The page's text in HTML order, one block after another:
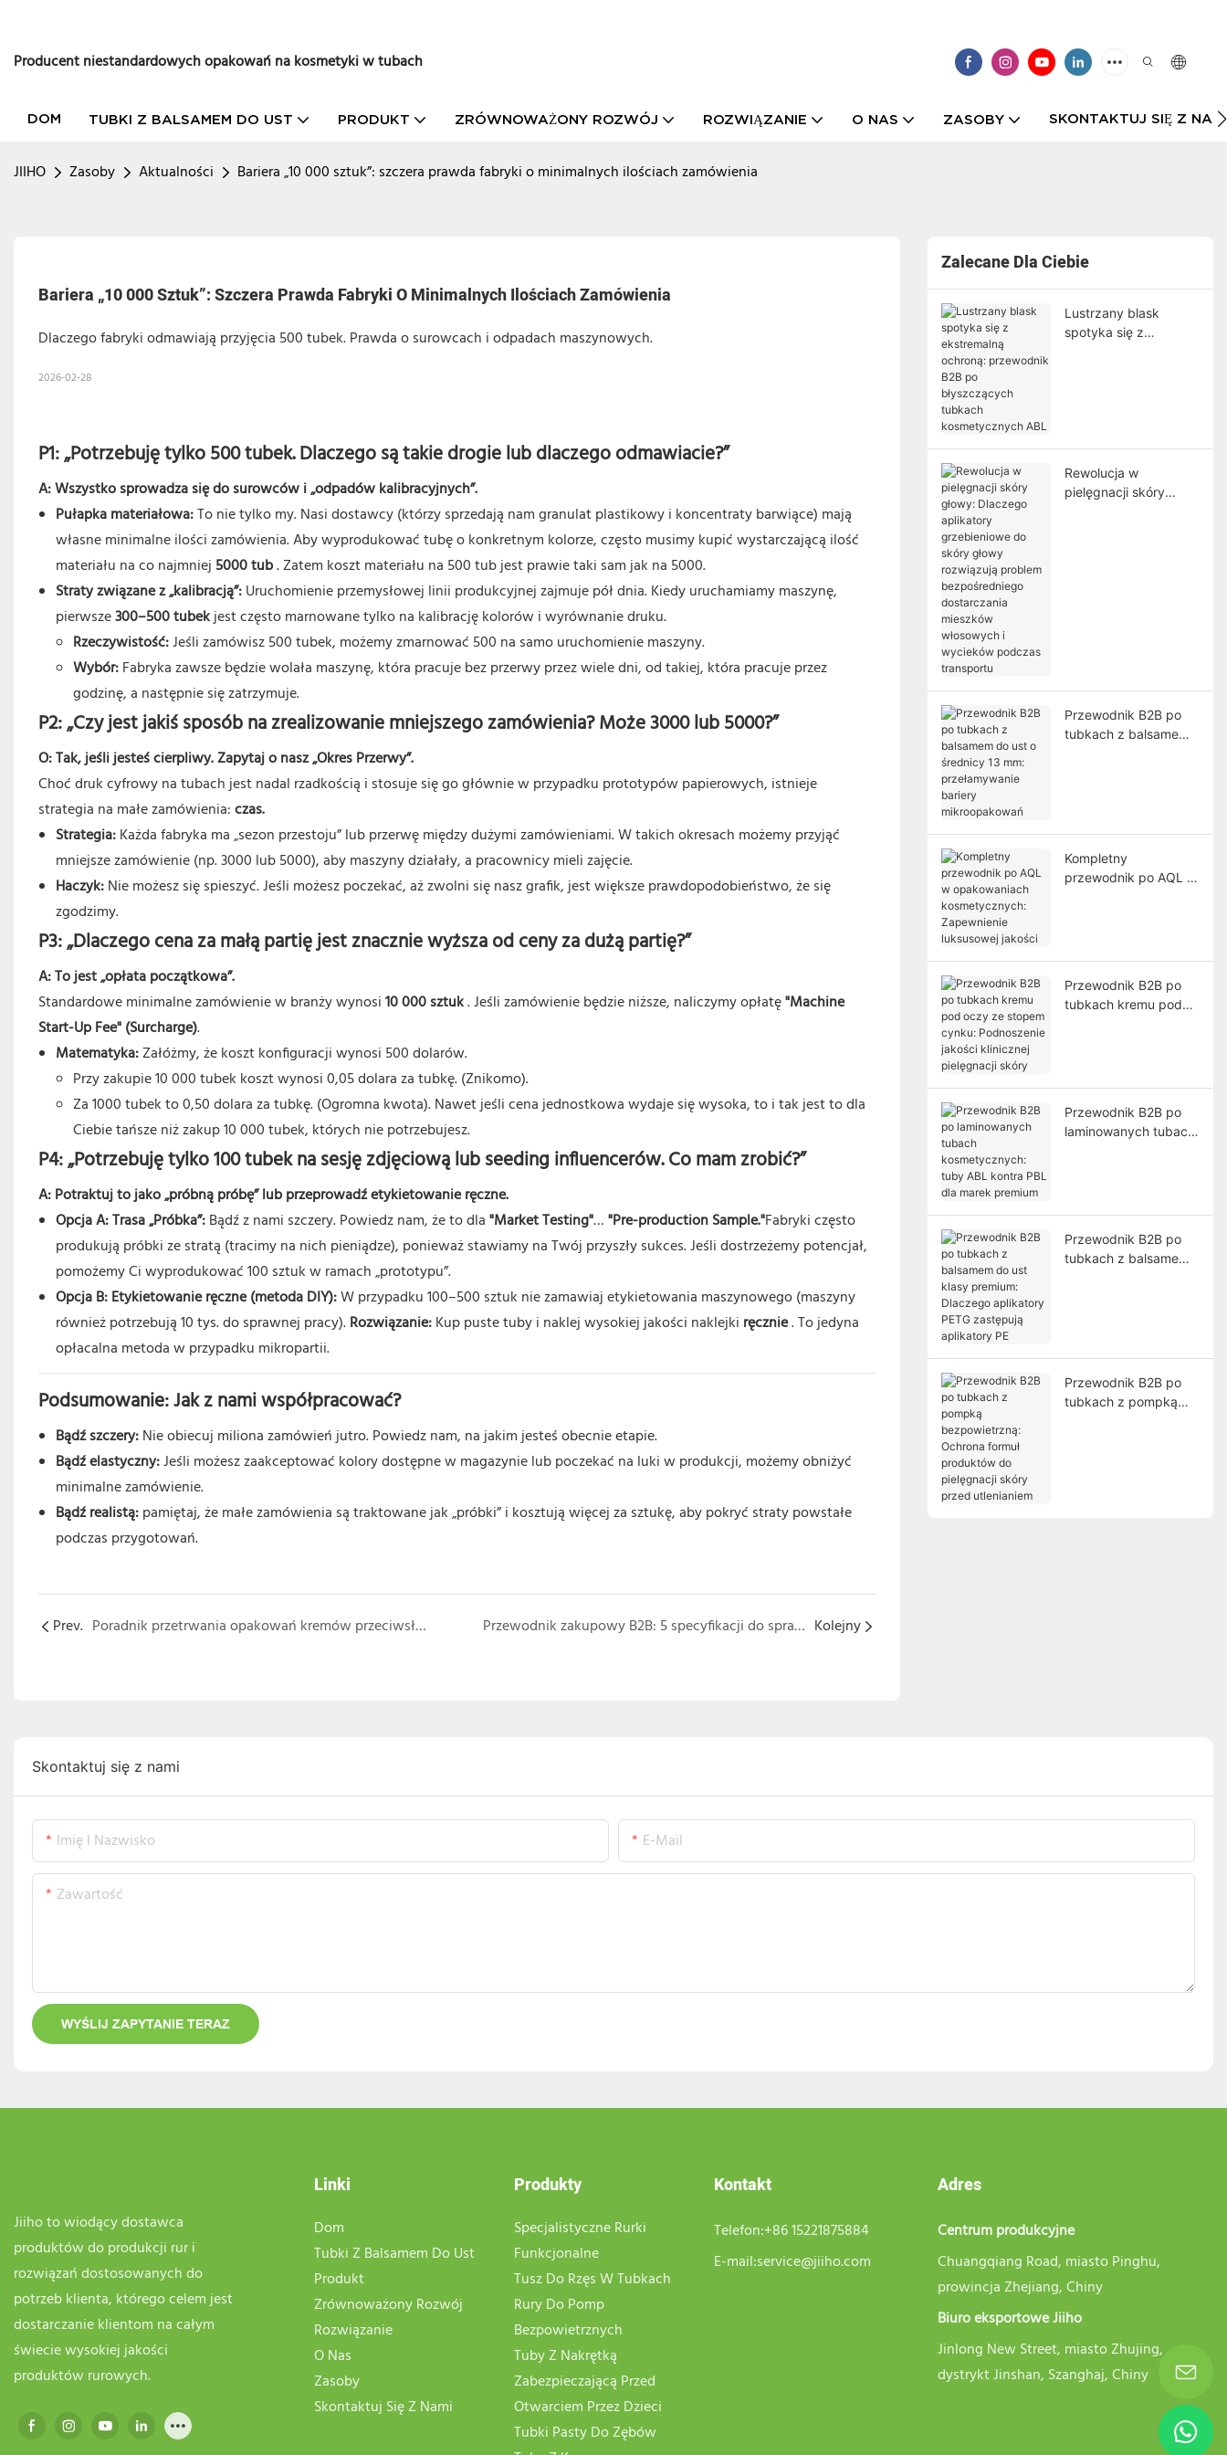
Producent niestandardowych opakowań na kosmetyki w tubach
DOM TUBKI Z BALSAMEM DO UST PRODUKT ZRÓWNOWAŻONY ROZWÓJ ROZWIĄZANIE O NAS ZASOBY SKONTAKTUJ SIĘ Z NAMI
JIIHO Zasoby Aktualności Bariera „10 000 sztuk”: szczera prawda fabryki o minimalnych ilościach zamówienia
Bariera „10 000 Sztuk”: Szczera Prawda Fabryki O Minimalnych Ilościach Zamówienia
Dlaczego fabryki odmawiają przyjęcia 500 tubek. Prawda o surowcach i odpadach maszynowych.
2026-02-28
P1: „Potrzebuję tylko 500 tubek. Dlaczego są takie drogie lub dlaczego odmawiacie?”
A: Wszystko sprowadza się do surowców i „odpadów kalibracyjnych”.
Pułapka materiałowa:To nie tylko my. Nasi dostawcy (którzy sprzedają nam granulat plastikowy i koncentraty barwiące) mają
własne minimalne ilości zamówienia. Aby wyprodukować tubę o konkretnym kolorze, często musimy kupić wystarczającą ilość
materiału na co najmniej 5000 tub. Zatem koszt materiału na 500 tub jest prawie taki sam jak na 5000.
Straty związane z „kalibracją”:Uruchomienie przemysłowej linii produkcyjnej zajmuje pół dnia. Kiedy uruchamiamy maszynę,
pierwsze300–500 tubekjest często marnowane tylko na kalibrację kolorów i wyrównanie druku.
Rzeczywistość:Jeśli zamówisz 500 tubek, możemy zmarnować 500 na samo uruchomienie maszyny.
Wybór:Fabryka zawsze będzie wolała maszynę, która pracuje bez przerwy przez wiele dni, od takiej, która pracuje przez
godzinę, a następnie się zatrzymuje.
P2: „Czy jest jakiś sposób na zrealizowanie mniejszego zamówienia? Może 3000 lub 5000?”
O: Tak, jeśli jesteś cierpliwy. Zapytaj o nasz „Okres Przerwy”.
Choć druk cyfrowy na tubach jest nadal rzadkością i stosuje się go głównie w przypadku prototypów papierowych, istnieje
strategia na małe zamówienia:czas.
Strategia:Każda fabryka ma „sezon przestoju” lub przerwę między dużymi zamówieniami. W takich okresach możemy przyjąć
mniejsze zamówienie (np. 3000 lub 5000), aby maszyny działały, a pracownicy mieli zajęcie.
Haczyk:Nie możesz się spieszyć. Jeśli możesz poczekać, aż zwolni się nasz grafik, jest większe prawdopodobieństwo, że się
zgodzimy.
P3: „Dlaczego cena za małą partię jest znacznie wyższa od ceny za dużą partię?”
A: To jest „opłata początkowa”.
Standardowe minimalne zamówienie w branży wynosi10 000 sztuk. Jeśli zamówienie będzie niższe, naliczymy opłatę"Machine
Start-Up Fee" (Surcharge).
Matematyka:Załóżmy, że koszt konfiguracji wynosi 500 dolarów.
Przy zakupie 10 000 tubek koszt wynosi 0,05 dolara za tubkę. (Znikomo).
Za 1000 tubek to 0,50 dolara za tubkę. (Ogromna kwota). Nawet jeśli cena jednostkowa wydaje się wysoka, to i tak jest to dla
Ciebie tańsze niż zakup 10 000 tubek, których nie potrzebujesz.
P4: „Potrzebuję tylko 100 tubek na sesję zdjęciową lub seeding influencerów. Co mam zrobić?”
A: Potraktuj to jako „próbną próbę” lub przeprowadź etykietowanie ręczne.
Opcja A: Trasa „Próbka”:Bądź z nami szczery. Powiedz nam, że to dla"Market Testing"…"Pre-production Sample."Fabryki często
produkują próbki ze stratą (tracimy na nich pieniądze), ponieważ stawiamy na Twój przyszły sukces. Jeśli dostrzeżemy potencjał,
pomożemy Ci wyprodukować 100 sztuk w ramach „prototypu”.
Opcja B: Etykietowanie ręczne (metoda DIY):W przypadku 100–500 sztuk nie zamawiaj etykietowania maszynowego (maszyny
również potrzebują 10 tys. do sprawnej pracy).Rozwiązanie:Kup puste tuby i naklej wysokiej jakości naklejki ręcznie. To jedyna
opłacalna metoda w przypadku mikropartii.
Podsumowanie: Jak z nami współpracować?
Bądź szczery:Nie obiecuj miliona zamówień jutro. Powiedz nam, na jakim jesteś obecnie etapie.
Bądź elastyczny:Jeśli możesz zaakceptować kolory dostępne w magazynie lub poczekać na luki w produkcji, możemy obniżyć
minimalne zamówienie.
Bądź realistą:pamiętaj, że małe zamówienia są traktowane jak „próbki” i kosztują więcej za sztukę, aby pokryć straty powstałe
podczas przygotowań.
Prev. Poradnik przetrwania opakowań kremów przeciwsłonecznych: Blokowanie światła i wycieków substancji chemicznych Przewodnik zakupowy B2B: 5 specyfikacji do sprawdzenia przed złożeniem zamówienia w Chinach Kolejny
Zalecane Dla Ciebie
Lustrzany blask
spotyka się z
Rewolucja w
pielęgnacji skóry
Przewodnik B2B po
tubkach z balsamem
Kompletny
przewodnik po AQL w
Przewodnik B2B po
tubkach kremu pod
Przewodnik B2B po
laminowanych tubach
Przewodnik B2B po
tubkach z balsamem
Przewodnik B2B po
tubkach z pompką
Skontaktuj się z nami
Imię I Nazwisko E-Mail
Zawartość
WYŚLIJ ZAPYTANIE TERAZ
Jiiho to wiodący dostawca
produktów do produkcji rur i
rozwiązań dostosowanych do
potrzeb klienta, którego celem jest
dostarczanie klientom na całym
świecie wysokiej jakości
produktów rurowych.
Linki
Dom
Tubki Z Balsamem Do Ust
Produkt
Zrównoważony Rozwój
Rozwiązanie
O Nas
Zasoby
Skontaktuj Się Z Nami
Produkty
Specjalistyczne Rurki
Funkcjonalne
Tusz Do Rzęs W Tubkach
Rury Do Pomp
Bezpowietrznych
Tuby Z Nakrętką
Zabezpieczającą Przed
Otwarciem Przez Dzieci
Tubki Pasty Do Zębów
Kontakt
Telefon:+86 15221875884
E-mail:service@jiiho.com
Adres
Centrum produkcyjne
Chuangqiang Road, miasto Pinghu,
prowincja Zhejiang, Chiny
Biuro eksportowe Jiiho
Jinlong New Street, miasto Zhujing,
dystrykt Jinshan, Szanghaj, Chiny